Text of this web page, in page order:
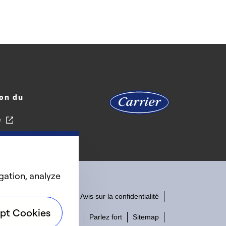
du
Accessibilité Avis sur la confidentialité
Conditions d'utilisation Parlez fort Sitemap
analyze
Cookies